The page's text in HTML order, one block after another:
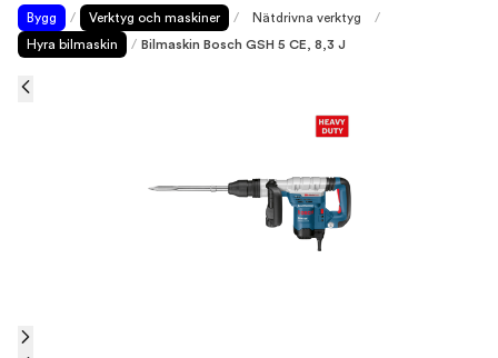
Bygg / Verktyg och maskiner / Nätdrivna verktyg
/
Hyra bilmaskin
/ Bilmaskin Bosch GSH 5 CE, 8,3 J